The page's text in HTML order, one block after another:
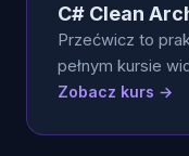
C# Clean
Przećwicz to
pełnym kursie
Zobacz kurs →